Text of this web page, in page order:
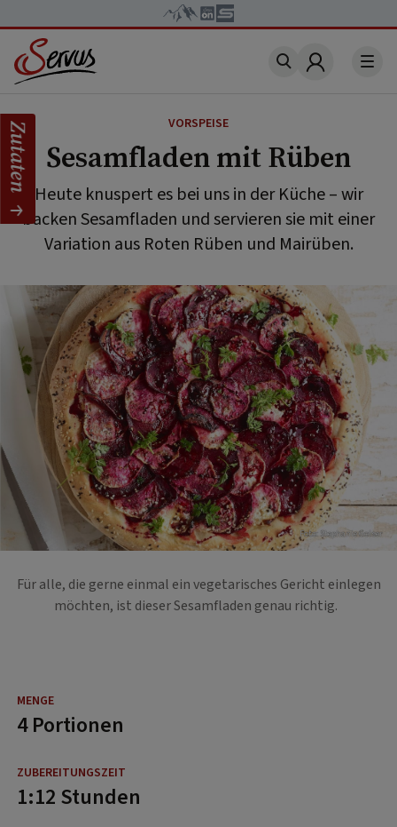
Account
VORSPEISE
Sesamfladen mit Rüben
Heute knuspert es bei uns in der Küche – wir
backen Sesamfladen und servieren sie mit einer
Variation aus Roten Rüben und Mairüben.
Foto: Stephanie Golser
Für alle, die gerne einmal ein vegetarisches Gericht einlegen
möchten, ist dieser Sesamfladen genau richtig.
4 Portionen
1:12 Stunden
Zutaten